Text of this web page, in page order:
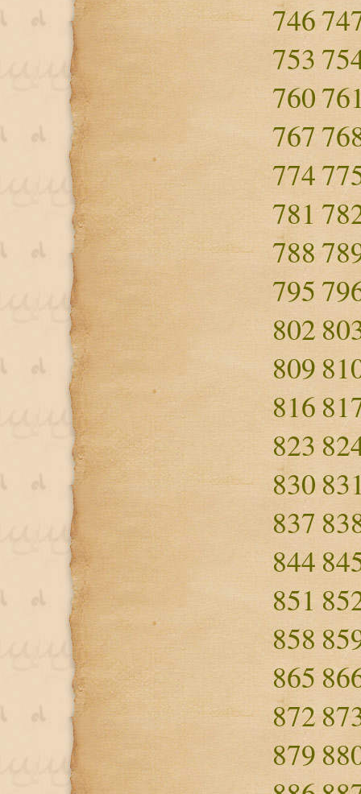
746
753
760
767
774
781
788
795
802
809
816
823
830
837
844
851
858
865
872
879